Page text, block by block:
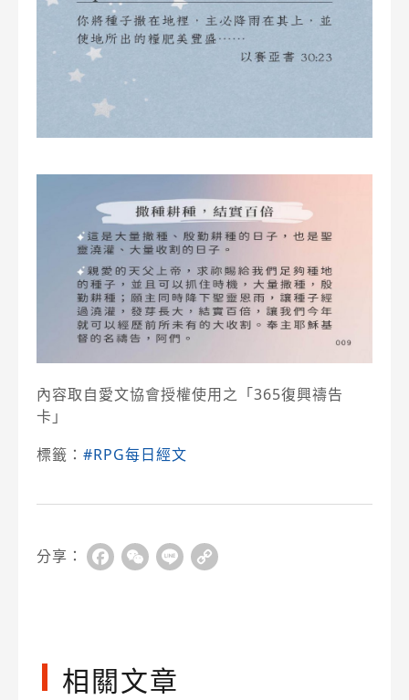
內容取自愛文協會授權使用之「365復興禱告
卡」
標籤： #RPG每日經文
分享： FacebookWeChat
Line
相關文章